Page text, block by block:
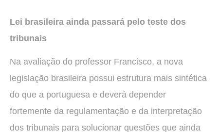
Lei brasileira ainda passará pelo teste dos
tribunais
Na avaliação do professor Francisco, a nova
legislação brasileira possui estrutura mais sintética
do que a portuguesa e deverá depender
fortemente da regulamentação e da interpretação
dos tribunais para solucionar questões que ainda